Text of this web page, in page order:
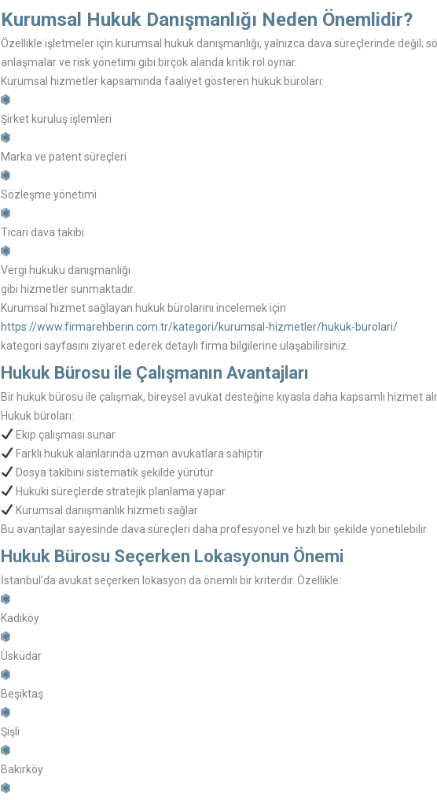
Kurumsal Hukuk Danışmanlığı Neden Önemlidir?
Özellikle işletmeler için kurumsal hukuk danışmanlığı, yalnızca dava süreçlerinde değil;
anlaşmalar ve risk yönetimi gibi birçok alanda kritik rol oynar.
Kurumsal hizmetler kapsamında faaliyet gösteren hukuk büroları:
Şirket kuruluş işlemleri
Marka ve patent süreçleri
Sözleşme yönetimi
Ticari dava takibi
Vergi hukuku danışmanlığı
gibi hizmetler sunmaktadır.
Kurumsal hizmet sağlayan hukuk bürolarını incelemek için
https://www.firmarehberin.com.tr/kategori/kurumsal-hizmetler/hukuk-burolari/
kategori sayfasını ziyaret ederek detaylı firma bilgilerine ulaşabilirsiniz.
Hukuk Bürosu ile Çalışmanın Avantajları
Bir hukuk bürosu ile çalışmak, bireysel avukat desteğine kıyasla daha kapsamlı hizmet
Hukuk büroları:
Ekip çalışması sunar
Farklı hukuk alanlarında uzman avukatlara sahiptir
Dosya takibini sistematik şekilde yürütür
Hukuki süreçlerde stratejik planlama yapar
Kurumsal danışmanlık hizmeti sağlar
Bu avantajlar sayesinde dava süreçleri daha profesyonel ve hızlı bir şekilde yönetilebilir.
Hukuk Bürosu Seçerken Lokasyonun Önemi
İstanbul’da avukat seçerken lokasyon da önemli bir kriterdir. Özellikle:
Kadıköy
Üsküdar
Beşiktaş
Şişli
Bakırköy